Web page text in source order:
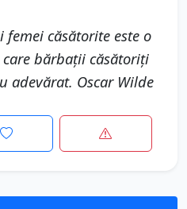
căsătorite este o
bărbații căsătoriți
adevărat. Oscar Wilde